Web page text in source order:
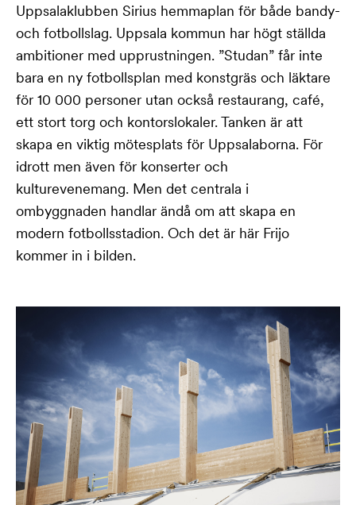
Uppsalaklubben Sirius hemmaplan för både bandy-
och fotbollslag. Uppsala kommun har högt ställda
ambitioner med upprustningen. ”Studan” får inte
bara en ny fotbollsplan med konstgräs och läktare
för 10 000 personer utan också restaurang, café,
ett stort torg och kontorslokaler. Tanken är att
skapa en viktig mötesplats för Uppsalaborna. För
idrott men även för konserter och
kulturevenemang. Men det centrala i
ombyggnaden handlar ändå om att skapa en
modern fotbollsstadion. Och det är här Frijo
kommer in i bilden.